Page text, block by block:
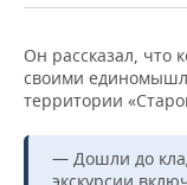
Он рассказал, что
своими
территории
— Дошли до